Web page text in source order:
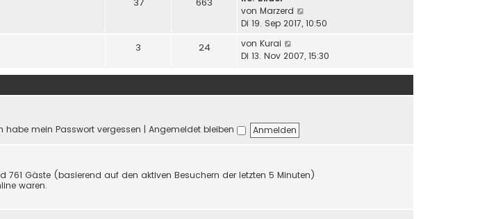
g
B
e
t
g
s
t
r
e
a
g
von Marzerd
e
s
t
r
a
Di 19. Sep 2017, 10:50
3 24 von Kurai
e
s
r
t
Di 13. Nov 2007, 15:30
habe mein Passwort vergessen | Angemeldet bleiben
Gäste (basierend auf den aktiven Besuchern der letzten 5 Minuten)
waren.